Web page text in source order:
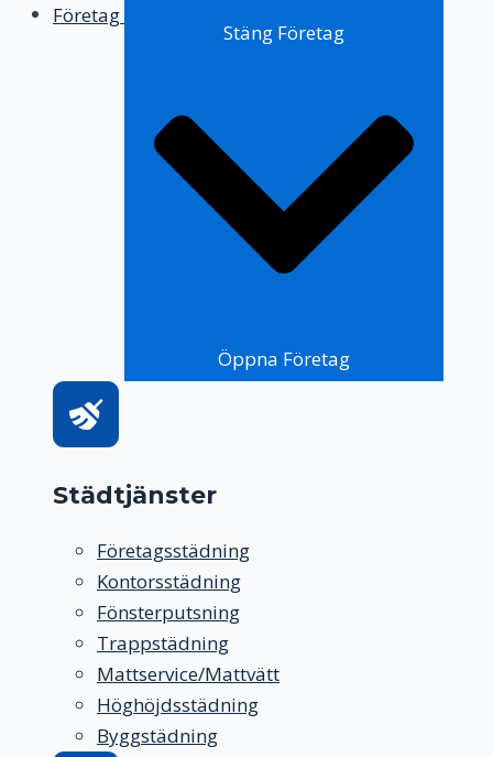
Företag
Stäng Företag
Öppna Företag
Städtjänster
Företagsstädning
Kontorsstädning
Fönsterputsning
Trappstädning
Mattservice/Mattvätt
Höghöjdsstädning
Byggstädning